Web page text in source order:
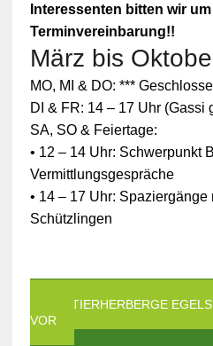
Interessenten bitten wir
Terminvereinbarung!!
März bis
MO, MI & DO: ***
DI & FR: 14 – 17 Uhr (Gassi
SA, SO & Feiertage:
• 12 – 14 Uhr: Schwerpunkt
Vermittlungsgespräche
• 14 – 17 Uhr: Spaziergänge
Schützlingen
DIE TIERHERBERGE
VOR